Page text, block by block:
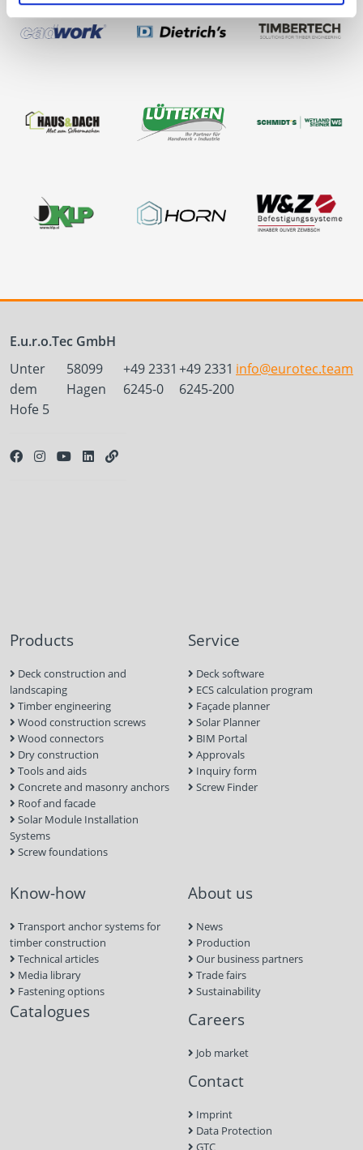
E.u.r.o.Tec GmbH
Unter
dem
Hofe 5
58099
Hagen
+49 2331
6245-0
+49 2331
6245-200
info@eurotec.team
Products
Deck construction and
landscaping
Timber engineering
Wood construction screws
Wood connectors
Dry construction
Tools and aids
Concrete and masonry anchors
Roof and facade
Solar Module Installation
Systems
Screw foundations
Service
Deck software
ECS calculation program
Façade planner
Solar Planner
BIM Portal
Approvals
Inquiry form
Screw Finder
Know-how
Transport anchor systems for
timber construction
Technical articles
Media library
Fastening options
Catalogues
About us
News
Production
Our business partners
Trade fairs
Sustainability
Careers
Job market
Contact
Imprint
Data Protection
GTC